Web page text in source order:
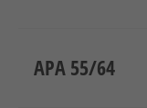
APA 55/64